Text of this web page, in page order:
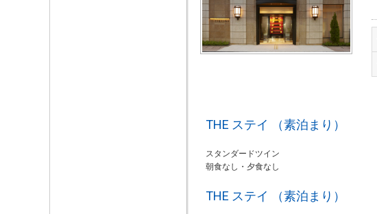
THE ステイ （素泊まり）
スタンダードツイン
朝食なし・夕食なし
THE ステイ （素泊まり）